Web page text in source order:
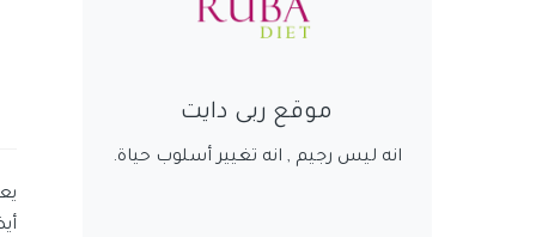
موقع ربى دايت
انه ليس رجيم , انه تغيير أسلوب حياة.